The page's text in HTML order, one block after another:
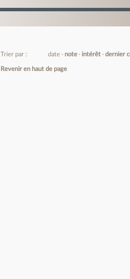
Trier par : date note intérêt dernier
Revenir en haut de page